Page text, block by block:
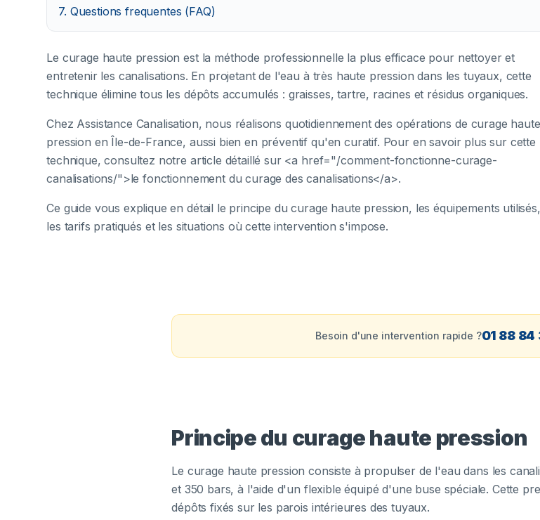
7. Questions frequentes (FAQ)
Le curage haute pression est la méthode professionnelle la plus efficace pour nettoyer et
entretenir les canalisations. En projetant de l'eau à très haute pression dans les tuyaux, cette
technique élimine tous les dépôts accumulés : graisses, tartre, racines et résidus organiques.
Chez Assistance Canalisation, nous réalisons quotidiennement des opérations de curage haute
pression en Île-de-France, aussi bien en préventif qu'en curatif. Pour en savoir plus sur cette
technique, consultez notre article détaillé sur <a href="/comment-fonctionne-curage-
canalisations/">le fonctionnement du curage des canalisations</a>.
Ce guide vous explique en détail le principe du curage haute pression, les équipements utilisés,
les tarifs pratiqués et les situations où cette intervention s'impose.
Besoin d'une intervention rapide ?01 88 84
Principe du curage haute pression
Le curage haute pression consiste à propulser de l'eau dans les
et 350 bars, à l'aide d'un flexible équipé d'une buse spéciale. Cette
dépôts fixés sur les parois intérieures des tuyaux.